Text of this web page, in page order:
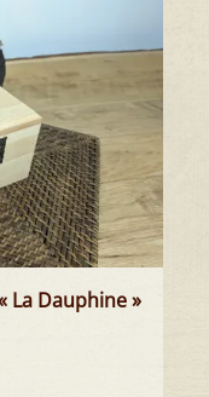
La Dauphine »